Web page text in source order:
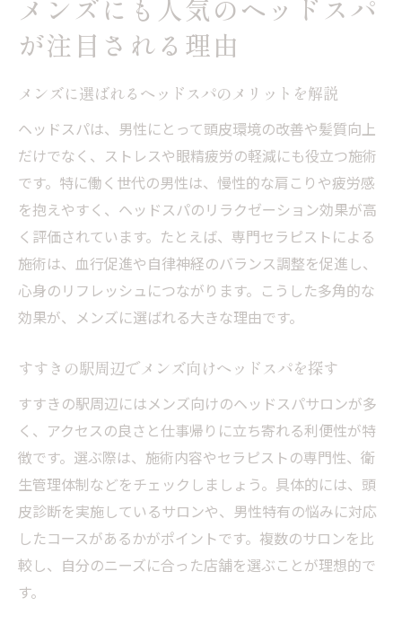
メンズにも人気のヘッドスパ
が注目される理由
メンズに選ばれるヘッドスパのメリットを解説
ヘッドスパは、男性にとって頭皮環境の改善や髪質向上
だけでなく、ストレスや眼精疲労の軽減にも役立つ施術
です。特に働く世代の男性は、慢性的な肩こりや疲労感
を抱えやすく、ヘッドスパのリラクゼーション効果が高
く評価されています。たとえば、専門セラピストによる
施術は、血行促進や自律神経のバランス調整を促進し、
心身のリフレッシュにつながります。こうした多角的な
効果が、メンズに選ばれる大きな理由です。
すすきの駅周辺でメンズ向けヘッドスパを探す
すすきの駅周辺にはメンズ向けのヘッドスパサロンが多
く、アクセスの良さと仕事帰りに立ち寄れる利便性が特
徴です。選ぶ際は、施術内容やセラピストの専門性、衛
生管理体制などをチェックしましょう。具体的には、頭
皮診断を実施しているサロンや、男性特有の悩みに対応
したコースがあるかがポイントです。複数のサロンを比
較し、自分のニーズに合った店舗を選ぶことが理想的で
す。